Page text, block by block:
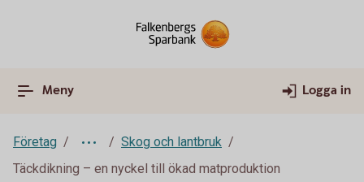
Meny Logga in
Företag
Skog och lantbruk
Täckdikning – en nyckel till ökad matproduktion